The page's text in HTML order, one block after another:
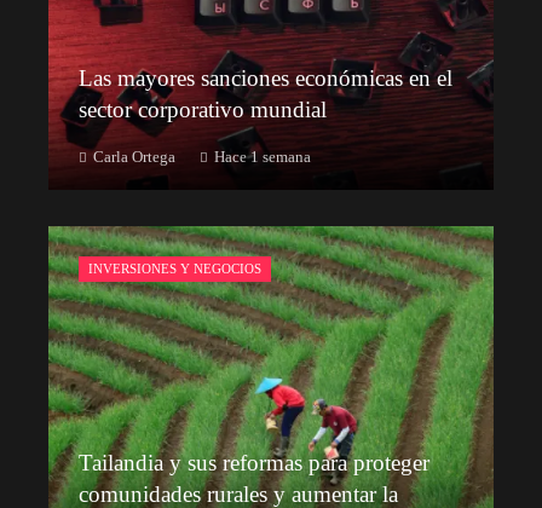
Las mayores sanciones económicas en el
sector corporativo mundial
Carla Ortega Hace 1 semana
INVERSIONES Y NEGOCIOS
Tailandia y sus reformas para proteger
comunidades rurales y aumentar la